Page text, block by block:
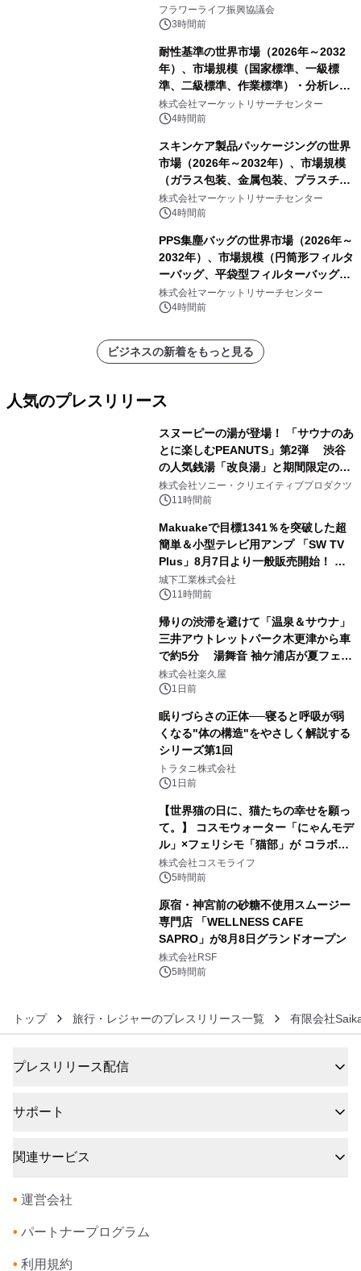
山・射水で開催
フラワーライフ振興協議会
3時間前
耐性基準の世界市場（2026年～2032
年）、市場規模（国家標準、一級標
準、二級標準、作業標準）・分析レポ
ートを発表
株式会社マーケットリサーチセンター
4時間前
スキンケア製品パッケージングの世界
市場（2026年～2032年）、市場規模
（ガラス包装、金属包装、プラスチッ
ク包装、その他）・分析レポートを発
表
株式会社マーケットリサーチセンター
4時間前
PPS集塵バッグの世界市場（2026年～
2032年）、市場規模（円筒形フィルタ
ーバッグ、平袋型フィルターバッグ、
プリーツフィルターバッグ、その
他）・分析レポートを発表
株式会社マーケットリサーチセンター
4時間前
ビジネスの新着をもっと見る
人気のプレスリリース
スヌーピーの湯が登場！ 「サウナのあ
とに楽しむPEANUTS」第2弾 渋谷
の人気銭湯「改良湯」と期間限定のコ
ラボレーション サウナイキタイコラ
ボグッズも発売決定！
株式会社ソニー・クリエイティブプロダクツ
11時間前
Makuakeで目標1341％を突破した超
簡単＆小型テレビ用アンプ 「SW TV
Plus」8月7日より一般販売開始！ ケ
ーブル1本つなぐだけ、テレビの音が
ぐっと豊かに
城下工業株式会社
11時間前
帰りの渋滞を避けて「温泉＆サウナ」
三井アウトレットパーク木更津から車
で約5分 湯舞音 袖ケ浦店が夏フェア
メニューを提供
株式会社楽久屋
1日前
眠りづらさの正体──寝ると呼吸が弱
くなる"体の構造"をやさしく解説する
シリーズ第1回
トラタニ株式会社
1日前
【世界猫の日に、猫たちの幸せを願っ
て。】 コスモウォーター「にゃんモデ
ル」×フェリシモ「猫部」が コラボキ
ャンペーンを実施
株式会社コスモライフ
5時間前
原宿・神宮前の砂糖不使用スムージー
専門店 「WELLNESS CAFE
SAPRO」が8月8日グランドオープン
株式会社RSF
5時間前
トップ 旅行・レジャーのプレスリリース一覧 有限会社
プレスリリース配信
サポート
関連サービス
• 運営会社
• パートナープログラム
• 利用規約